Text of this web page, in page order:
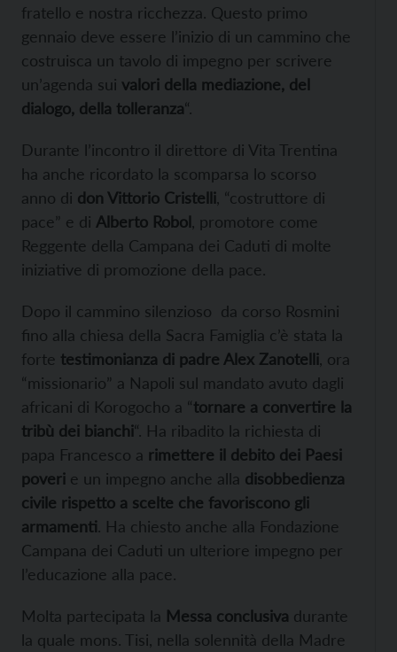
fratello e nostra ricchezza. Questo primo
gennaio deve essere l’inizio di un cammino che
costruisca un tavolo di impegno per scrivere
un’agenda sui valori della mediazione, del
dialogo, della tolleranza“.
Durante l’incontro il direttore di Vita Trentina
ha anche ricordato la scomparsa lo scorso
anno di don Vittorio Cristelli , “costruttore di
pace” e di Alberto Robol , promotore come
Reggente della Campana dei Caduti di molte
iniziative di promozione della pace.
Dopo il cammino silenzioso da corso Rosmini
fino alla chiesa della Sacra Famiglia c’è stata la
forte testimonianza di padre Alex Zanotelli , ora
“missionario” a Napoli sul mandato avuto dagli
africani di Korogocho a “tornare a convertire la
tribù dei bianchi“. Ha ribadito la richiesta di
papa Francesco a rimettere il debito dei Paesi
poveri e un impegno anche alla disobbedienza
civile rispetto a scelte che favoriscono gli
armamenti. Ha chiesto anche alla Fondazione
Campana dei Caduti un ulteriore impegno per
l’educazione alla pace.
Molta partecipata la Messa conclusiva durante
la quale mons. Tisi, nella solennità della Madre